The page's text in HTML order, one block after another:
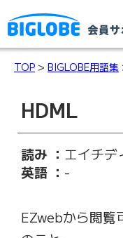
TOP > BIGLOBE用語集
HDML
読み ： エイチデ
英語 ： -
EZwebから閲覧